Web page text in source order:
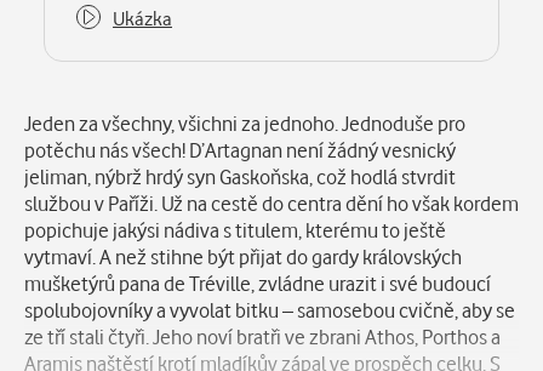
Ukázka
Popis
Jeden za všechny, všichni za jednoho. Jednoduše pro
potěchu nás všech! D’Artagnan není žádný vesnický
jeliman, nýbrž hrdý syn Gaskoňska, což hodlá stvrdit
službou v Paříži. Už na cestě do centra dění ho však kordem
popichuje jakýsi nádiva s titulem, kterému to ještě
vytmaví. A než stihne být přijat do gardy královských
mušketýrů pana de Tréville, zvládne urazit i své budoucí
spolubojovníky a vyvolat bitku – samosebou cvičně, aby se
ze tří stali čtyři. Jeho noví bratři ve zbrani Athos, Porthos a
Aramis naštěstí krotí mladíkův zápal ve prospěch celku. S